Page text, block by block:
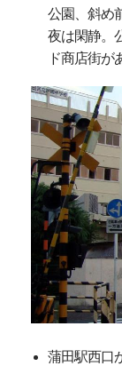
公園、斜め
夜は閑静。
ド商店街が
蒲田駅西口